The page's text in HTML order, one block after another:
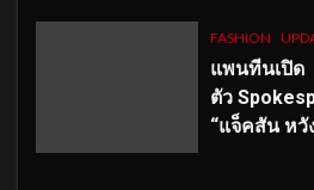
FASHION
แพนทีนเปิด
ตัว
“แจ็คสัน หวั